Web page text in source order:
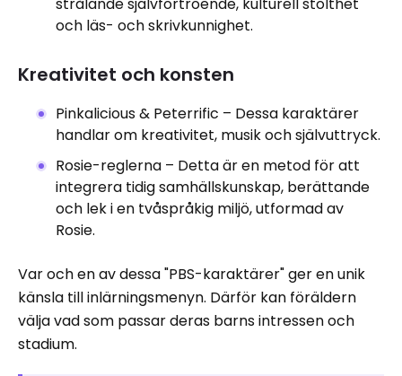
och läs- och skrivkunnighet.
Kreativitet och konsten
Pinkalicious & Peterrific – Dessa karaktärer
handlar om kreativitet, musik och självuttryck.
Rosie-reglerna – Detta är en metod för att
integrera tidig samhällskunskap, berättande
och lek i en tvåspråkig miljö, utformad av
Rosie.
Var och en av dessa "PBS-karaktärer" ger en unik
känsla till inlärningsmenyn. Därför kan föräldern
välja vad som passar deras barns intressen och
stadium.